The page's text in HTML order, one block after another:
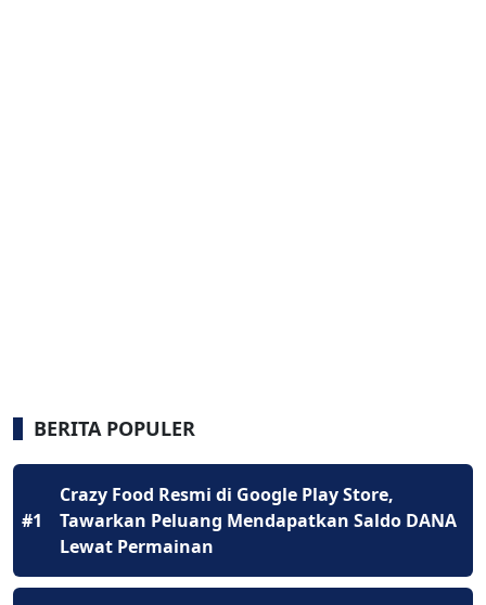
BERITA POPULER
#1
Crazy Food Resmi di Google Play Store,
Tawarkan Peluang Mendapatkan Saldo DANA
Lewat Permainan